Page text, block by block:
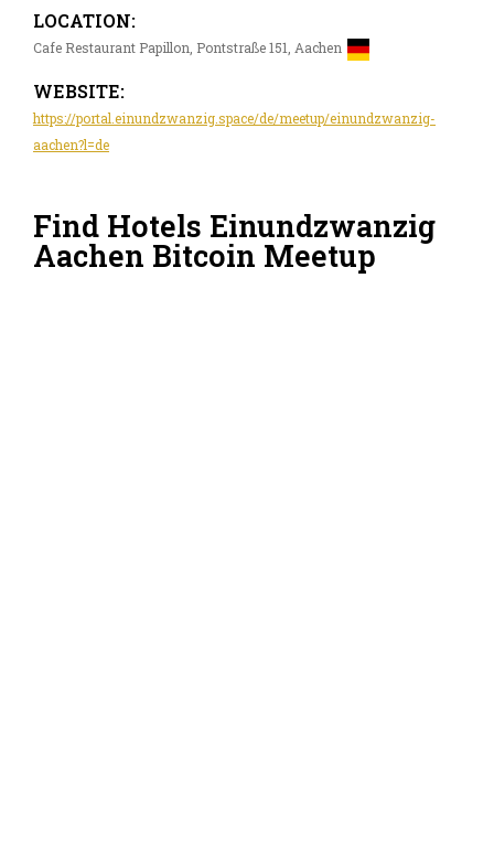
LOCATION:
Cafe Restaurant Papillon, Pontstraße 151, Aachen
WEBSITE:
https://portal.einundzwanzig.space/de/meetup/einundzwanzig-
aachen?l=de
Find Hotels Einundzwanzig
Aachen Bitcoin Meetup